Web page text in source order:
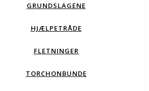
GRUNDSLAGENE
HJÆLPETRÅDE
FLETNINGER
TORCHONBUNDE